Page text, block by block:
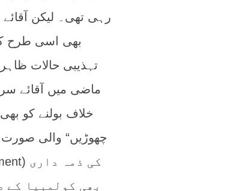
رہی تھی۔ لیکن
بھی اسی طرح
تہذیبی حالات
ماضی میں آقائے
خلاف بولنے کو
چھوڑیں“ والی
بھی کولمبیا کے